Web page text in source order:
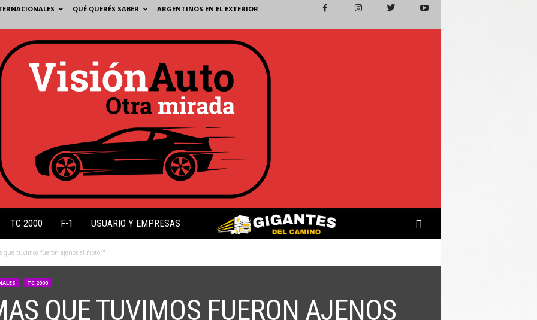
QUÉ QUERÉS SABER ARGENTINOS EN EL EXTERIOR
TC 2000 F-1 USUARIO Y EMPRESAS
que tuvimos fueron ajenos al motor"
TC 2000
QUE TUVIMOS FUERON AJENOS